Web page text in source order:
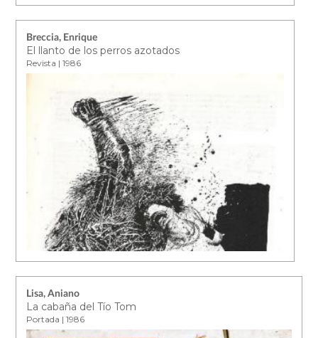
Breccia, Enrique
El llanto de los perros azotados
Revista | 1986
Lisa, Aniano
La cabaña del Tío Tom
Portada | 1986